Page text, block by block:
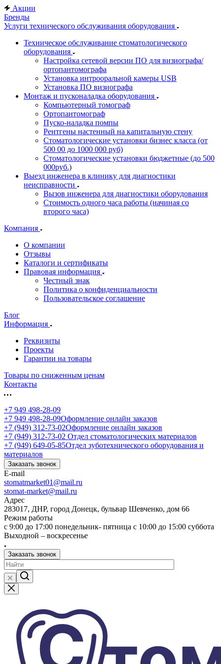
Акции
Бренды
Услуги технического обслуживания оборудования
Техническое обслуживание стоматологического
оборудования
Настройка сетевой версии ПО для визиографа/
ортопантомографа
Установка интрооральной камеры USB
Установка ПО визиографа
Монтаж и пусконаладка оборудования
Компьютерный томограф
Ортопантомограф
Пуско-наладка помпы
Рентгены настенный на капитальную стену
Стоматологические установки бизнес класса (от
500 00 до 1000 000 руб)
Стоматологические установки бюджетные (до 500
000руб.)
Выезд инженера в клинику для диагностики
неисправности
Вызов инженера для диагностики оборудования
Стоимость одного часа работы (начиная со
второго часа)
Компания
О компании
Отзывы
Каталоги и сертификаты
Правовая информация
Честный знак
Политика о конфиденциальности
Пользовательское соглашение
Блог
Информация
Реквизиты
Проекты
Гарантии на товары
Товары по сниженным ценам
Контакты
+7 949 498-28-09
+7 949 498-28-09Оформление онлайн заказов
+7 (949) 312-73-02Оформление онлайн заказов
+7 (949) 312-73-02 Отдел стоматологических материалов
+7 (949) 649-05-85Отдел зуботехнического оборудования и
материалов
Заказать звонок
E-mail
stomatmarket01@mail.ru
stomat-market@mail.ru
Адрес
283017, ДНР, город Донецк, бульвар Шевченко, дом 66
Режим работы
с 9:00 до 17:00 понедельник- пятница с 10:00 до 15:00 суббота
Выходной – воскресенье
Заказать звонок